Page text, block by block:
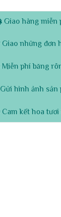
Giao hàng miễn
Giao những đơn
Miễn phí băng
Gửi hình ảnh
Cam kết hoa